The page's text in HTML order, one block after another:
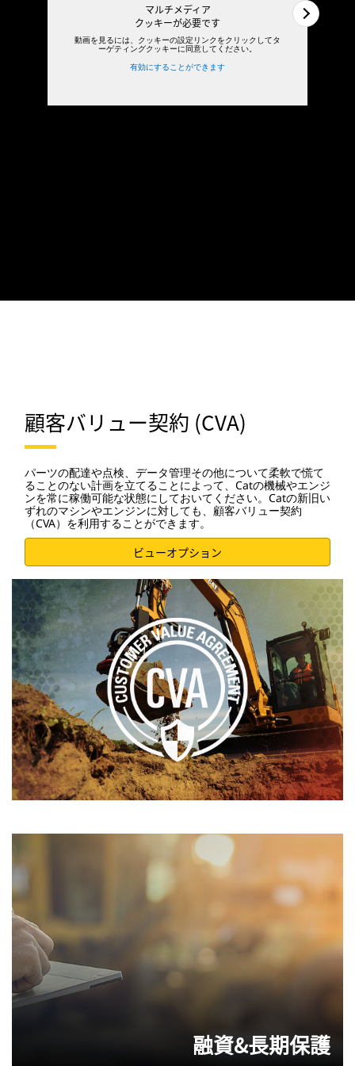
マルチメディア
クッキーが必要です
動画を見るには、クッキーの設定リンクをクリックしてタ
ーゲティングクッキーに同意してください。
有効にすることができます
顧客バリュー契約 (CVA)
パーツの配達や点検、データ管理その他について柔軟で慌て
ることのない計画を立てることによって、Catの機械やエンジ
ンを常に稼働可能な状態にしておいてください。Catの新旧い
ずれのマシンやエンジンに対しても、顧客バリュー契約
（CVA）を利用することができます。
ビューオプション
融資&長期保護